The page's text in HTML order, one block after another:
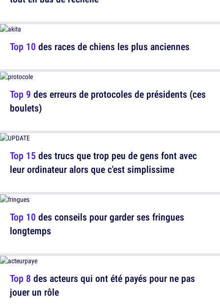
Top 10 des races de chiens les plus anciennes
Top 15 des trucs que trop peu de gens font avec
leur ordinateur alors que c'est simplissime
Top 8 des acteurs qui ont été payés pour ne pas
jouer un rôle
Top 9 des erreurs de protocoles de présidents (ces
boulets)
Top 10 des conseils pour garder ses fringues
longtemps